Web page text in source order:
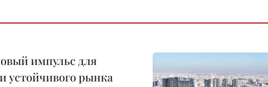
импульс для
устойчивого рынка